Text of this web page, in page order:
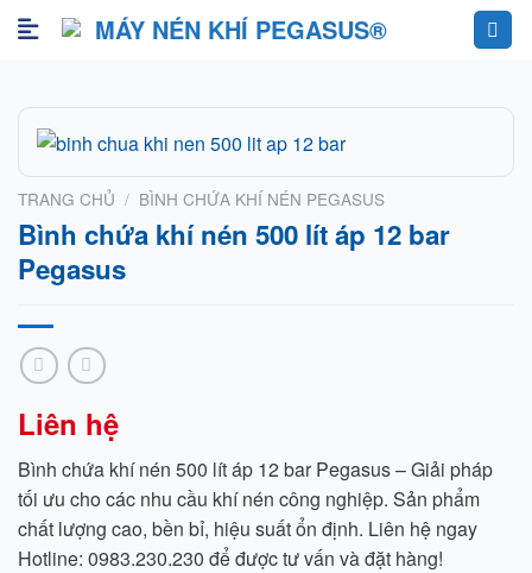
Skip
TRANG CHỦ / BÌNH CHỨA KHÍ NÉN PEGASUS
Bình chứa khí nén 500 lít áp 12 bar
Pegasus
Liên hệ
Bình chứa khí nén 500 lít áp 12 bar Pegasus – Giải pháp
tối ưu cho các nhu cầu khí nén công nghiệp. Sản phẩm
chất lượng cao, bền bỉ, hiệu suất ổn định. Liên hệ ngay
Hotline: 0983.230.230 để được tư vấn và đặt hàng!